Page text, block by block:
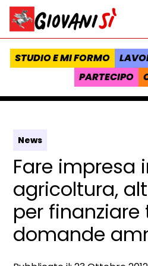
Vai al contenuto
Homepage Giovanisì - Progetto
STUDIO E MI FORMO
PARTECIPO
News
Fare impresa
agricoltura,
per finanziare
domande